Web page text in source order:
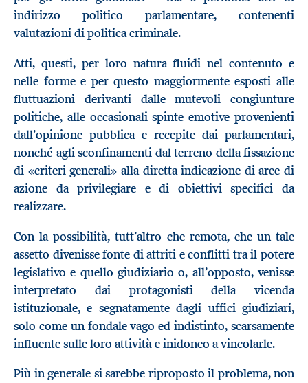
indirizzo politico parlamentare, contenenti
valutazioni di politica criminale.
Atti, questi, per loro natura fluidi nel contenuto e
nelle forme e per questo maggiormente esposti alle
fluttuazioni derivanti dalle mutevoli congiunture
politiche, alle occasionali spinte emotive provenienti
dall’opinione pubblica e recepite dai parlamentari,
nonché agli sconfinamenti dal terreno della fissazione
di «criteri generali» alla diretta indicazione di aree di
azione da privilegiare e di obiettivi specifici da
realizzare.
Con la possibilità, tutt’altro che remota, che un tale
assetto divenisse fonte di attriti e conflitti tra il potere
legislativo e quello giudiziario o, all’opposto, venisse
interpretato dai protagonisti della vicenda
istituzionale, e segnatamente dagli uffici giudiziari,
solo come un fondale vago ed indistinto, scarsamente
influente sulle loro attività e inidoneo a vincolarle.
Più in generale si sarebbe riproposto il problema, non